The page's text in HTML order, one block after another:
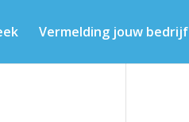
Vermelding jouw bedrijf